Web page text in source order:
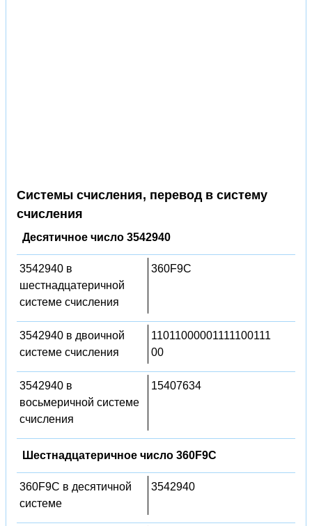
Системы счисления, перевод в систему
счисления
Десятичное число 3542940
3542940 в
шестнадцатеричной
системе счисления
360F9C
3542940 в двоичной
системе счисления
11011000001111100111
00
3542940 в
восьмеричной системе
счисления
15407634
Шестнадцатеричное число 360F9C
360F9C в десятичной
системе
3542940